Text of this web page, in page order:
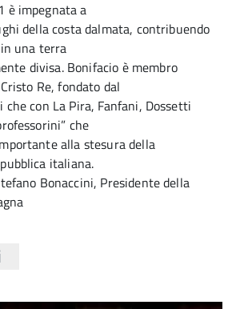
è impegnata a
della costa dalmata, contribuendo
una terra
divisa. Bonifacio è membro
Re, fondato dal
che con La Pira, Fanfani, Dossetti
che
alla stesura della
italiana.
Bonaccini, Presidente della